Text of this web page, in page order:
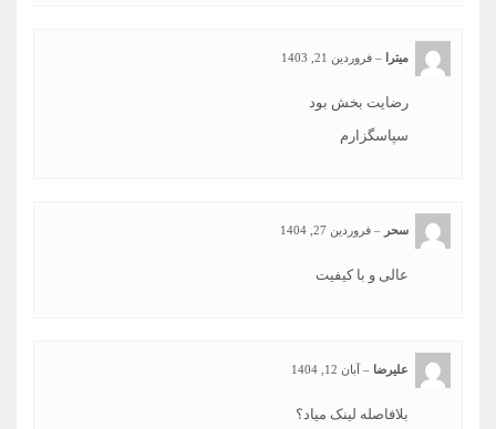
میترا – فروردین 21, 1403
رضایت بخش بود
سپاسگزارم
سحر – فروردین 27, 1404
عالی و با کیفیت
علیرضا – آبان 12, 1404
بلافاصله لینک میاد؟